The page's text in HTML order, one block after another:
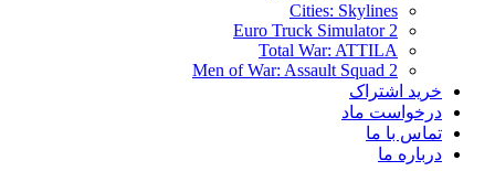
Cities: Skylines
Euro Truck Simulator 2
Total War: ATTILA
Men of War: Assault Squad 2
خرید اشتراک
درخواست ماد
تماس با ما
درباره ما